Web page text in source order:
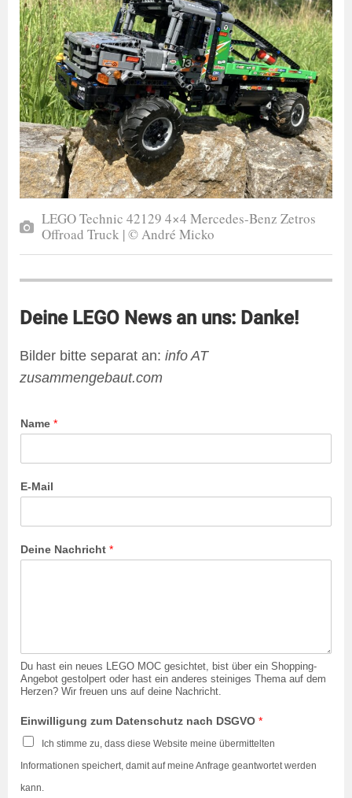
LEGO Technic 42129 4×4 Mercedes-Benz Zetros
Offroad Truck | © André Micko
Deine LEGO News an uns: Danke!
Bilder bitte separat an: info AT
zusammengebaut.com
Name *
E-Mail
Deine Nachricht *
Du hast ein neues LEGO MOC gesichtet, bist über ein Shopping-
Angebot gestolpert oder hast ein anderes steiniges Thema auf dem
Herzen? Wir freuen uns auf deine Nachricht.
Einwilligung zum Datenschutz nach DSGVO *
Ich stimme zu, dass diese Website meine übermittelten
Informationen speichert, damit auf meine Anfrage geantwortet werden
kann.